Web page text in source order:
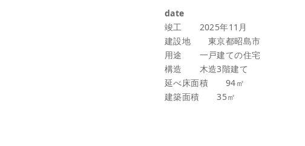
date
竣工 2025年11月
建設地 東京都昭島市
用途 一戸建ての住宅
構造 木造3階建て
延べ床面積 94㎡
建築面積 35㎡